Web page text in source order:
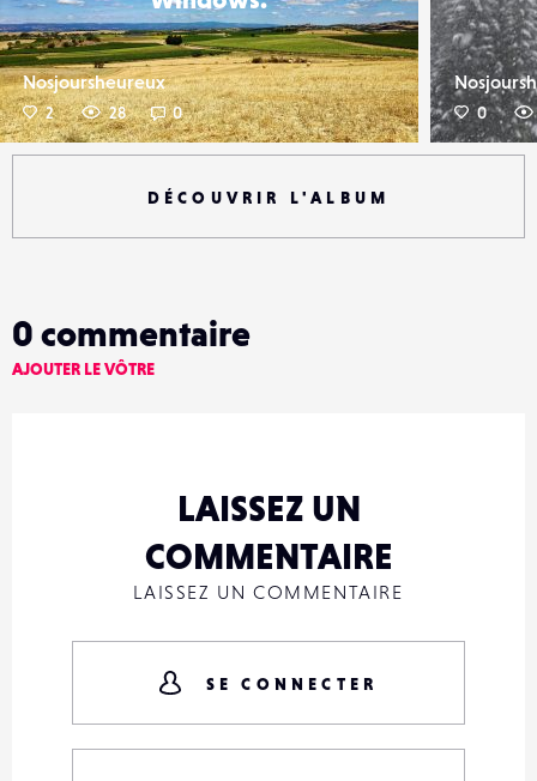
Nosjoursheureux
2 28 0 0
DÉCOUVRIR L'ALBUM
0 commentaire
AJOUTER LE VÔTRE
LAISSEZ UN
COMMENTAIRE
LAISSEZ UN COMMENTAIRE
SE CONNECTER